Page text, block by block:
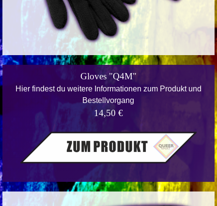
Gloves "Q4M"
Hier findest du weitere Informationen zum Produkt und
Bestellvorgang
14,50 €